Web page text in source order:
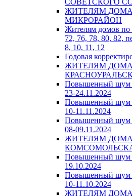
СОВЕТСКОГО
ЖИТЕЛЯМ ДОМА
МИКРОРАЙОН
Жителям домов по
72, 76, 78, 80, 82,
8, 10, 11, 12
Годовая
ЖИТЕЛЯМ ДОМА
Повышенный шум
23-24.11.2024
Повышенный шум
10-11.11.2024
Повышенный шум
08-09.11.2024
ЖИТЕЛЯМ ДОМА
Повышенный шум
19.10.2024
Повышенный шум
10-11.10.2024
ЖИТЕЛЯМ ДОМА